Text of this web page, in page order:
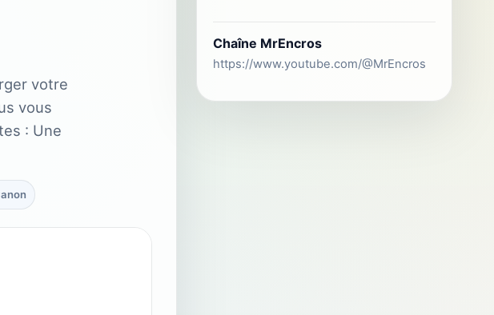
votre
vous
: Une
Chaîne MrEncros
https://www.youtube.com/@MrEncros